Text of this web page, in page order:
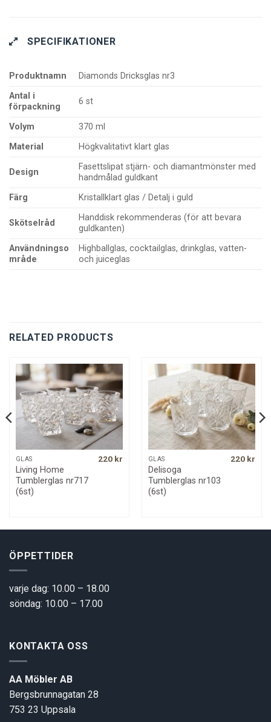
SPECIFIKATIONER
Produktnamn
Diamonds Dricksglas nr3
Antal i
förpackning
6 st
Volym
370 ml
Material
Högkvalitativt klart glas
Design
Fasettslipat stjärn- och diamantmönster med
handmålad guldkant
Färg
Kristallklart glas / Detalj i guld
Skötselråd
Handdisk rekommenderas (för att bevara
guldkanten)
Användningso
mråde
Highballglas, cocktailglas, drinkglas, vatten-
och juiceglas
RELATED PRODUCTS
GLAS
Living Home
Tumblerglas nr717
(6st)
220 kr GLAS
Delisoga
Tumblerglas nr103
(6st)
220 kr
ÖPPETTIDER
varje dag: 10.00 – 18.00
söndag: 10.00 – 17.00
KONTAKTA OSS
AA Möbler AB
Bergsbrunnagatan 28
753 23 Uppsala